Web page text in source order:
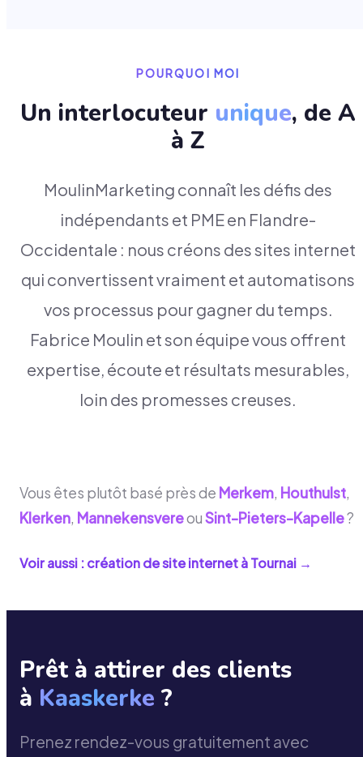
POURQUOI MOI
Un interlocuteur unique, de A
à Z
MoulinMarketing connaît les défis des
indépendants et PME en Flandre-
Occidentale : nous créons des sites internet
qui convertissent vraiment et automatisons
vos processus pour gagner du temps.
Fabrice Moulin et son équipe vous offrent
expertise, écoute et résultats mesurables,
loin des promesses creuses.
Vous êtes plutôt basé près de Merkem, Houthulst,
Klerken, MannekensvereouSint-Pieters-Kapelle?
Voir aussi : création de site internet àTournai →
Prêt à attirer des clients
à Kaaskerke ?
Prenez rendez-vous gratuitement avec